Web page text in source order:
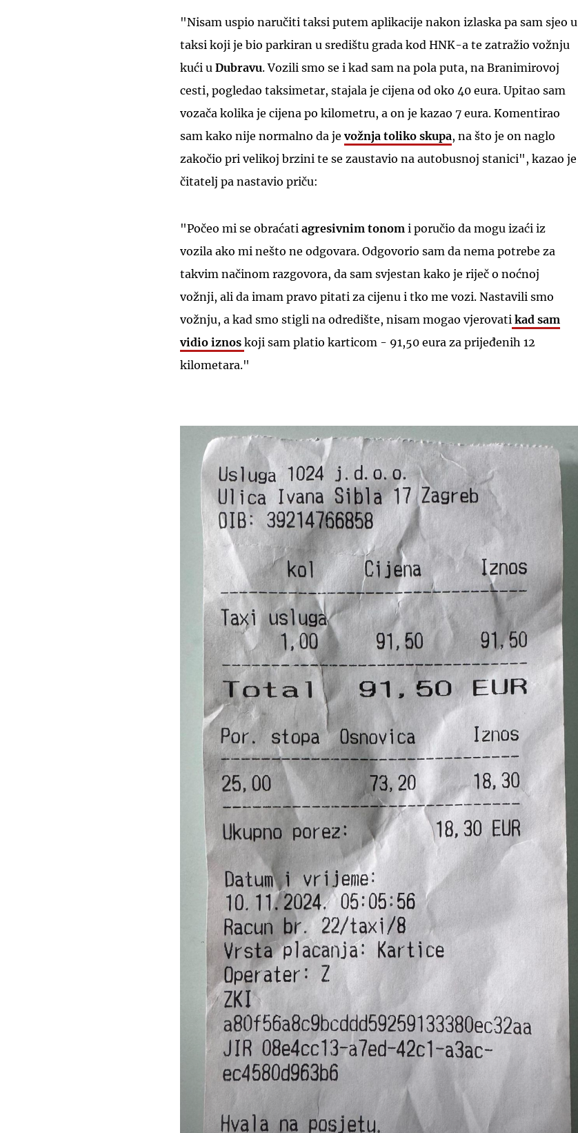
"Nisam uspio naručiti taksi putem aplikacije nakon izlaska pa sam sjeo u
taksi koji je bio parkiran u središtu grada kod HNK-a te zatražio vožnju
kući u Dubravu. Vozili smo se i kad sam na pola puta, na Branimirovoj
cesti, pogledao taksimetar, stajala je cijena od oko 40 eura. Upitao sam
vozača kolika je cijena po kilometru, a on je kazao 7 eura. Komentirao
sam kako nije normalno da jevožnja toliko skupa, na što je on naglo
zakočio pri velikoj brzini te se zaustavio na autobusnoj stanici", kazao je
čitatelj pa nastavio priču:
"Počeo mi se obraćati agresivnim tonom i poručio da mogu izaći iz
vozila ako mi nešto ne odgovara. Odgovorio sam da nema potrebe za
takvim načinom razgovora, da sam svjestan kako je riječ o noćnoj
vožnji, ali da imam pravo pitati za cijenu i tko me vozi. Nastavili smo
vožnju, a kad smo stigli na odredište, nisam mogao vjerovati kad sam
vidio iznos koji sam platio karticom - 91,50 eura za prijeđenih 12
kilometara."
UKLJUČITE NOTIFIKACIJE